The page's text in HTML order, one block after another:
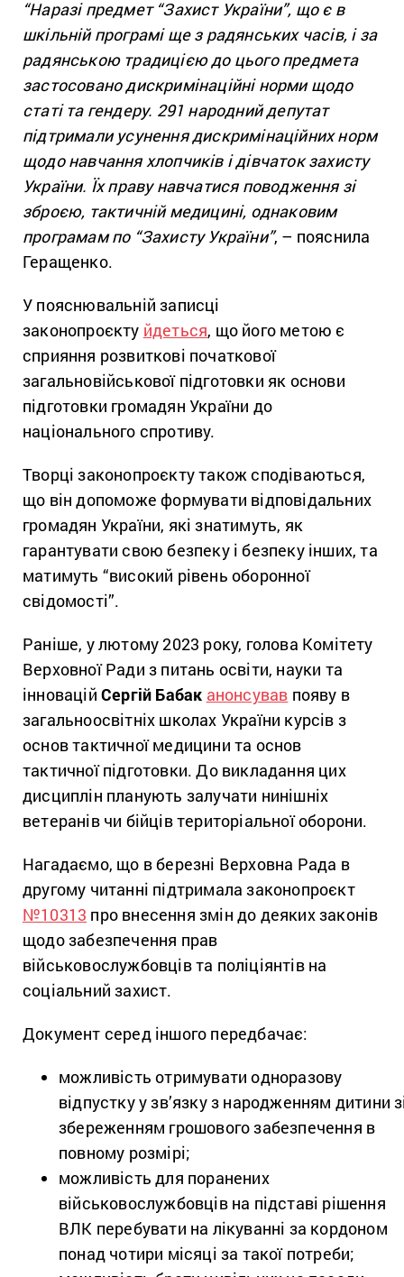
“Наразі предмет “Захист України”, що є в
шкільній програмі ще з радянських часів, і за
радянською традицією до цього предмета
застосовано дискримінаційні норми щодо
статі та гендеру. 291 народний депутат
підтримали усунення дискримінаційних норм
щодо навчання хлопчиків і дівчаток захисту
України. Їх праву навчатися поводження зі
зброєю, тактичній медицині, однаковим
програмам по “Захисту України”, – пояснила
Геращенко.
У пояснювальній записці
законопроєкту йдеться, що його метою є
сприяння розвиткові початкової
загальновійськової підготовки як основи
підготовки громадян України до
національного спротиву.
Творці законопроєкту також сподіваються,
що він допоможе формувати відповідальних
громадян України, які знатимуть, як
гарантувати свою безпеку і безпеку інших, та
матимуть “високий рівень оборонної
свідомості”.
Раніше, у лютому 2023 року, голова Комітету
Верховної Ради з питань освіти, науки та
інновацій Сергій Бабак анонсував появу в
загальноосвітніх школах України курсів з
основ тактичної медицини та основ
тактичної підготовки. До викладання цих
дисциплін планують залучати нинішніх
ветеранів чи бійців територіальної оборони.
Нагадаємо, що в березні Верховна Рада в
другому читанні підтримала законопроєкт
№10313 про внесення змін до деяких законів
щодо забезпечення прав
військовослужбовців та поліціянтів на
соціальний захист.
Документ серед іншого передбачає:
можливість отримувати одноразову
відпустку у зв’язку з народженням дитини
збереженням грошового забезпечення в
повному розмірі;
можливість для поранених
військовослужбовців на підставі рішення
ВЛК перебувати на лікуванні за кордоном
понад чотири місяці за такої потреби;